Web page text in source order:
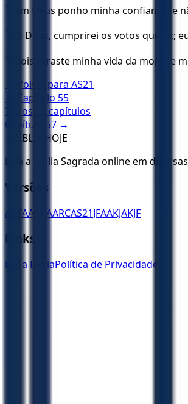
11 em Deus ponho minha confiança, e
12 Ó Deus, cumprirei os votos que fiz;
13
pois livraste minha vida da morte e
← Voltar para AS21
← Capítulo 55
Todos os capítulos
Capítulo
57 →
BÍBLIA HOJE
Leia a Bíblia Sagrada online em
Versões
ACFAA ARAARCAS21JFAAKJAKJF
Links
Ler a BíbliaPolítica de Privacidade